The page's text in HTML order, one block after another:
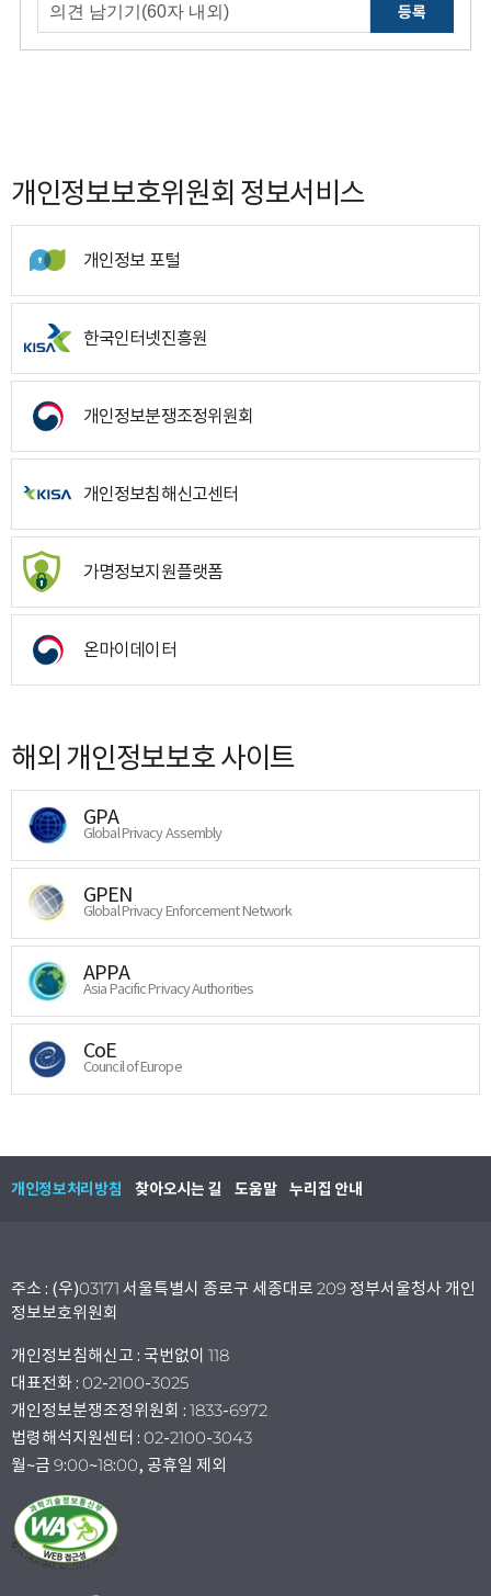
등록
개인정보보호위원회 정보서비스
개인정보 포털
한국인터넷진흥원
개인정보분쟁조정위원회
개인정보침해신고센터
가명정보지원플랫폼
온마이데이터
해외 개인정보보호 사이트
GPA
Global Privacy Assembly
GPEN
Global Privacy Enforcement Network
APPA
Asia Pacific Privacy Authorities
CoE
Council of Europe
개인정보처리방침 찾아오시는 길 도움말 누리집 안내
주소 : (우)03171 서울특별시 종로구 세종대로 209 정부서울청사 개인
정보보호위원회
개인정보침해신고 : 국번없이 118
대표전화 : 02-2100-3025
개인정보분쟁조정위원회 : 1833-6972
법령해석지원센터 : 02-2100-3043
월~금 9:00~18:00, 공휴일 제외